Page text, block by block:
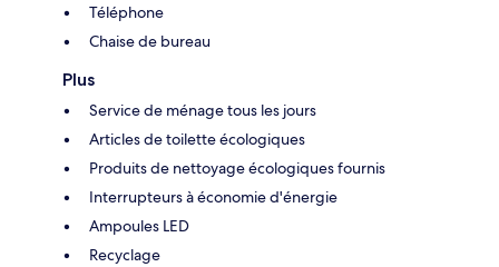
Téléphone
Chaise de bureau
Plus
Service de ménage tous les jours
Articles de toilette écologiques
Produits de nettoyage écologiques fournis
Interrupteurs à économie d'énergie
Ampoules LED
Recyclage